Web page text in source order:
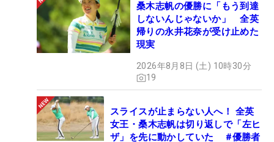
桑木志帆の優勝に「もう到達
しないんじゃないか」 全英
帰りの永井花奈が受け止めた
現実
2026年8月8日 (土) 10時30分
19
スライスが止まらない人へ！ 全英
女王・桑木志帆は切り返しで「左ヒ
ザ」を先に動かしていた #優勝者